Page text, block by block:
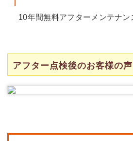
10年間無料アフターメンテナン
アフター点検後のお客様の